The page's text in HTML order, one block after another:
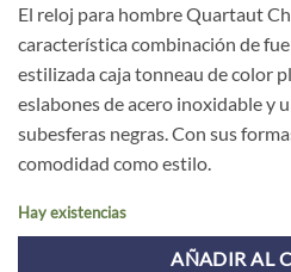
El reloj para hombre Quartaut
característica combinación de
estilizada caja tonneau de color
eslabones de acero inoxidable y
subesferas negras. Con sus
comodidad como estilo.
Hay existencias
AÑADIR AL